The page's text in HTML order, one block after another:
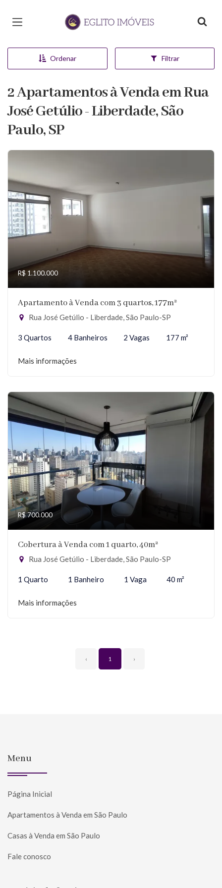
Página inicial
Ordenar Filtrar
2 Apartamentos à Venda em Rua
José Getúlio - Liberdade, São
Paulo, SP
R$ 1.100.000
Apartamento à Venda com 3 quartos, 177m²
Rua José Getúlio - Liberdade, São Paulo-SP
3 Quartos 4 Banheiros 2 Vagas 177 m²
Mais informações
R$ 700.000
Cobertura à Venda com 1 quarto, 40m²
Rua José Getúlio - Liberdade, São Paulo-SP
1 Quarto 1 Banheiro 1 Vaga 40 m²
Mais informações
‹ 1 ›
Menu
Página Inicial
Apartamentos à Venda em São Paulo
Casas à Venda em São Paulo
Fale conosco